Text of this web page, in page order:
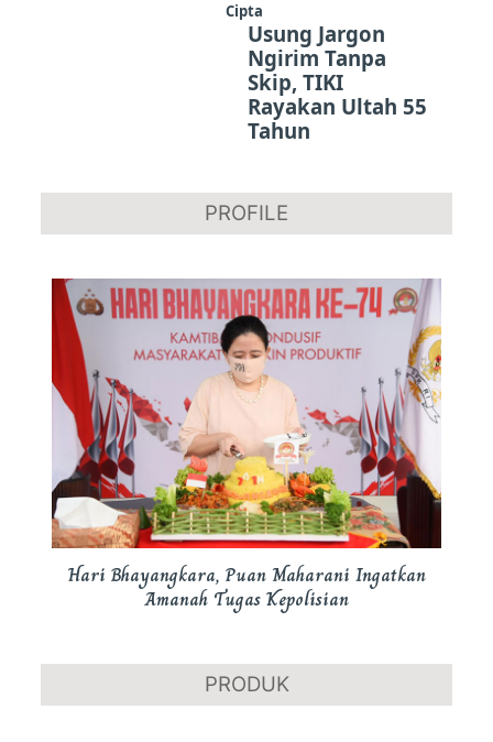
Cipta
Usung Jargon
Ngirim Tanpa
Skip, TIKI
Rayakan Ultah 55
Tahun
PROFILE
Hari Bhayangkara, Puan Maharani Ingatkan
Amanah Tugas Kepolisian
PRODUK